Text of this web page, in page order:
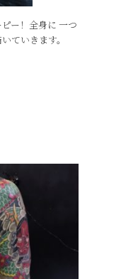
ー！全身に 一つ
ていきます。